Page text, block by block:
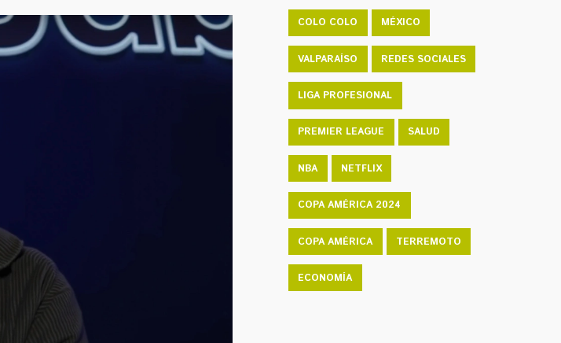
COLO COLO MÉXICO
VALPARAÍSO REDES SOCIALES
LIGA PROFESIONAL
PREMIER LEAGUE SALUD
NBA NETFLIX
COPA AMÉRICA 2024
COPA AMÉRICA TERREMOTO
ECONOMÍA